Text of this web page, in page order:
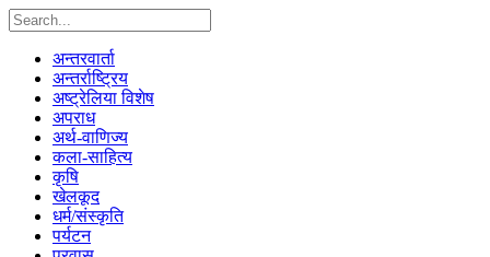
अन्तरवार्ता
अन्तर्राष्ट्रिय
अष्ट्रेलिया विशेष
अपराध
अर्थ-वाणिज्य
कला-साहित्य
कृषि
खेलकूद
धर्म/संस्कृति
पर्यटन